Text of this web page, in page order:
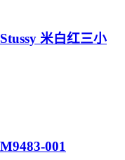
米白红三小
001